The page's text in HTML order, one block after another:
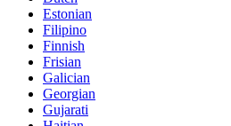
Estonian
Filipino
Finnish
Frisian
Galician
Georgian
Gujarati